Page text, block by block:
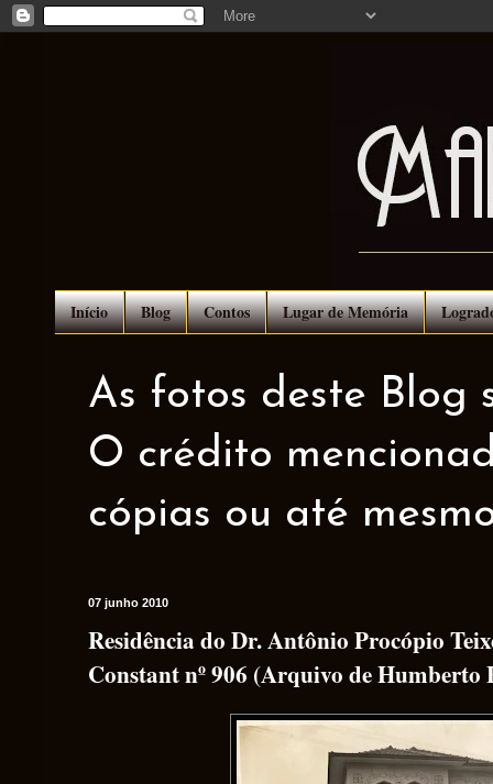
Início Blog Contos Lugar de Memória
As fotos deste Blog
O crédito
cópias ou até
07 junho 2010
Residência do Dr. Antônio Procópio
Constant nº 906 (Arquivo de Humberto